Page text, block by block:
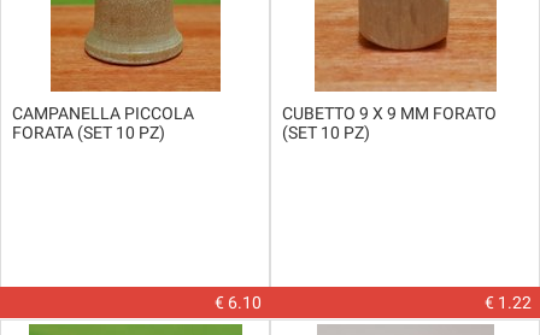
CAMPANELLA PICCOLA
FORATA (SET 10 PZ)
€ 6.10
CUBETTO 9 X 9 MM FORATO
(SET 10 PZ)
€ 1.22